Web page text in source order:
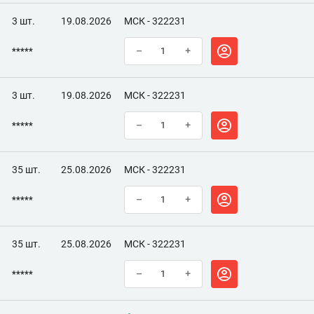
3 шт. 19.08.2026 МСК - 322231
***** – +
3 шт. 19.08.2026 МСК - 322231
***** – +
35 шт. 25.08.2026 МСК - 322231
***** – +
35 шт. 25.08.2026 МСК - 322231
***** – +